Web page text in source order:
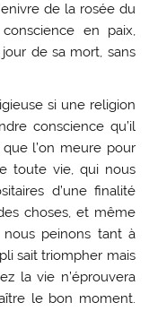
de la rosée du
en paix,
de sa mort, sans
si une religion
conscience qu’il
l’on meure pour
toute vie, qui nous
d’une finalité
choses, et même
peinons tant à
sait triompher mais
la vie n’éprouvera
le bon moment.